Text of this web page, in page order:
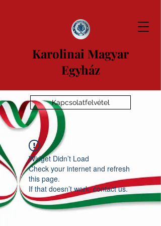
Karolinai Magyar
Egyház
Kapcsolatfelvétel
Widget Didn’t Load
Check your internet and refresh
this page.
If that doesn’t work, contact us.